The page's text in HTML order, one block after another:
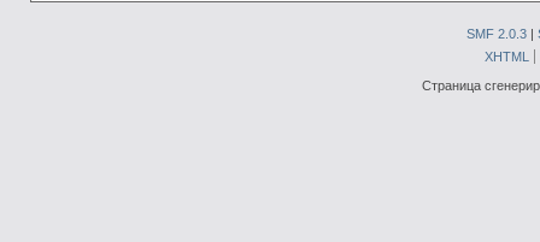
SMF 2.0.3|
XHTML
Страница